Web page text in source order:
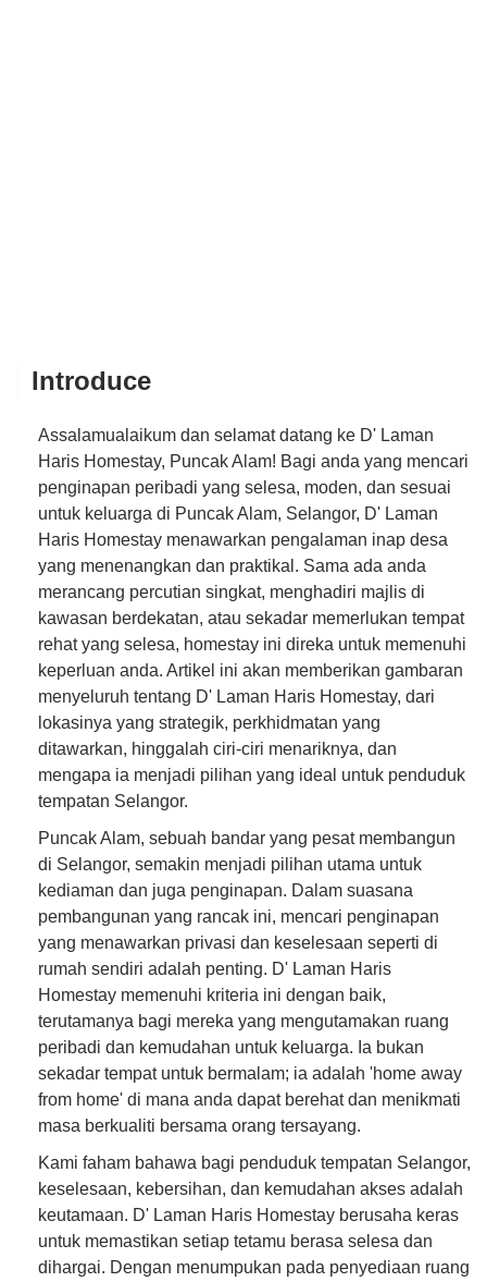
Introduce
Assalamualaikum dan selamat datang ke D' Laman
Haris Homestay, Puncak Alam! Bagi anda yang mencari
penginapan peribadi yang selesa, moden, dan sesuai
untuk keluarga di Puncak Alam, Selangor, D' Laman
Haris Homestay menawarkan pengalaman inap desa
yang menenangkan dan praktikal. Sama ada anda
merancang percutian singkat, menghadiri majlis di
kawasan berdekatan, atau sekadar memerlukan tempat
rehat yang selesa, homestay ini direka untuk memenuhi
keperluan anda. Artikel ini akan memberikan gambaran
menyeluruh tentang D' Laman Haris Homestay, dari
lokasinya yang strategik, perkhidmatan yang
ditawarkan, hinggalah ciri-ciri menariknya, dan
mengapa ia menjadi pilihan yang ideal untuk penduduk
tempatan Selangor.
Puncak Alam, sebuah bandar yang pesat membangun
di Selangor, semakin menjadi pilihan utama untuk
kediaman dan juga penginapan. Dalam suasana
pembangunan yang rancak ini, mencari penginapan
yang menawarkan privasi dan keselesaan seperti di
rumah sendiri adalah penting. D' Laman Haris
Homestay memenuhi kriteria ini dengan baik,
terutamanya bagi mereka yang mengutamakan ruang
peribadi dan kemudahan untuk keluarga. Ia bukan
sekadar tempat untuk bermalam; ia adalah 'home away
from home' di mana anda dapat berehat dan menikmati
masa berkualiti bersama orang tersayang.
Kami faham bahawa bagi penduduk tempatan Selangor,
keselesaan, kebersihan, dan kemudahan akses adalah
keutamaan. D' Laman Haris Homestay berusaha keras
untuk memastikan setiap tetamu berasa selesa dan
dihargai. Dengan menumpukan pada penyediaan ruang